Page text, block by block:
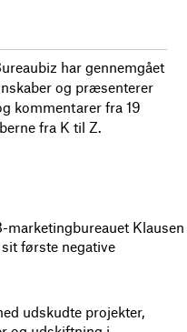
har gennemgået
og præsenterer
kommentarer fra 19
fra K til Z.
marketingbureauet Klausen
første negative
udskudte projekter,